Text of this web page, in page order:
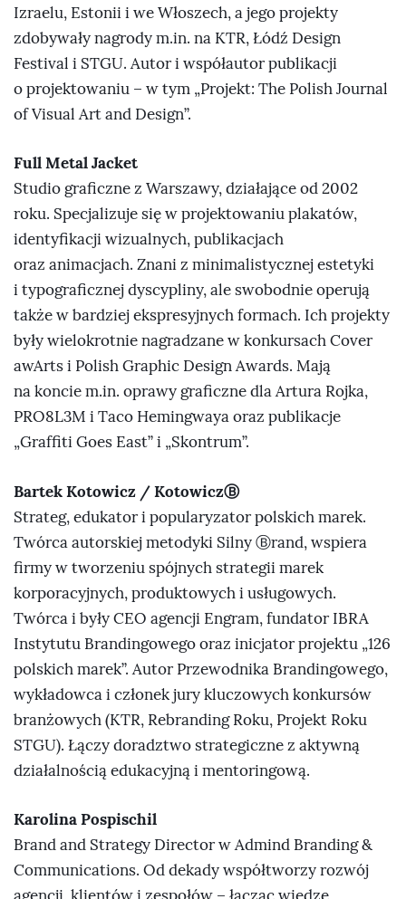
Izraelu, Estonii i we Włoszech, a jego projekty
zdobywały nagrody m.in. na KTR, Łódź Design
Festival i STGU. Autor i współautor publikacji
o projektowaniu – w tym „Projekt: The Polish Journal
of Visual Art and Design”.
Full Metal Jacket
Studio graficzne z Warszawy, działające od 2002
roku. Specjalizuje się w projektowaniu plakatów,
identyfikacji wizualnych, publikacjach
oraz animacjach. Znani z minimalistycznej estetyki
i typograficznej dyscypliny, ale swobodnie operują
także w bardziej ekspresyjnych formach. Ich projekty
były wielokrotnie nagradzane w konkursach Cover
awArts i Polish Graphic Design Awards. Mają
na koncie m.in. oprawy graficzne dla Artura Rojka,
PRO8L3M i Taco Hemingwaya oraz publikacje
„Graffiti Goes East” i „Skontrum”.
Bartek Kotowicz / KotowiczⒷ
Strateg, edukator i popularyzator polskich marek.
Twórca autorskiej metodyki Silny Ⓑrand, wspiera
firmy w tworzeniu spójnych strategii marek
korporacyjnych, produktowych i usługowych.
Twórca i były CEO agencji Engram, fundator IBRA
Instytutu Brandingowego oraz inicjator projektu „126
polskich marek”. Autor Przewodnika Brandingowego,
wykładowca i członek jury kluczowych konkursów
branżowych (KTR, Rebranding Roku, Projekt Roku
STGU). Łączy doradztwo strategiczne z aktywną
działalnością edukacyjną i mentoringową.
Karolina Pospischil
Brand and Strategy Director w Admind Branding &
Communications. Od dekady współtworzy rozwój